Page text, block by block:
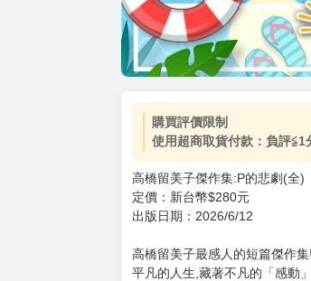
購買評價限制
使用超商取貨付款：負評
高橋留美子傑作集:P的悲劇(全)
定價：新台幣$280元
出版日期：2026/6/12
高橋留美子最感人的短篇傑作集!
平凡的人生,藏著不凡的「感動